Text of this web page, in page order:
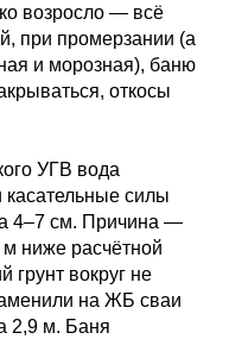
возросло — всё
при промерзании (а
и морозная), баню
откосы
УГВ вода
касательные силы
4–7 см. Причина —
м ниже расчётной
грунт вокруг не
на ЖБ сваи
2,9 м. Баня